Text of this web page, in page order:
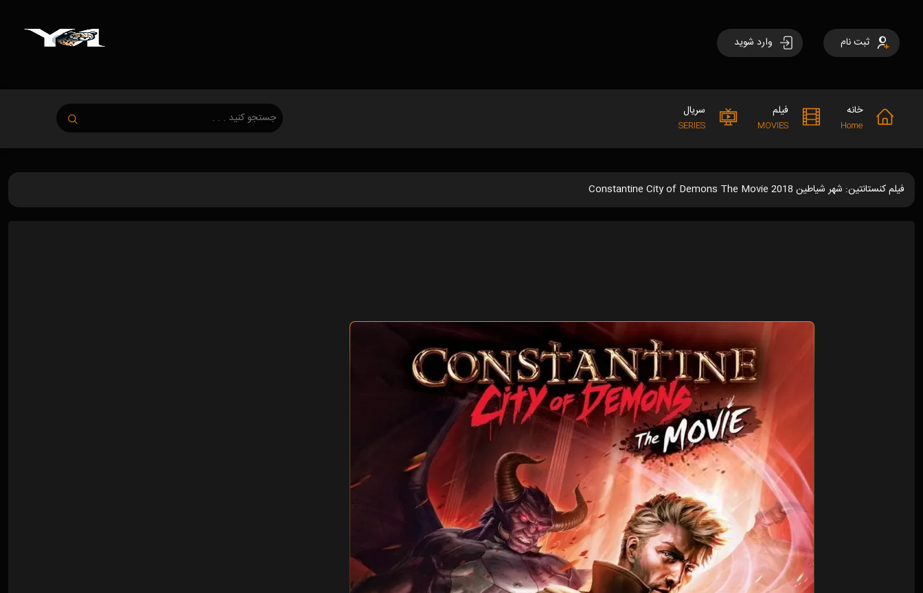
ثبت نام وارد شوید
خانه
Home
فیلم
MOVIES
سریال
SERIES
فیلم کنستانتین: شهر شیاطین Constantine City of Demons The Movie 2018